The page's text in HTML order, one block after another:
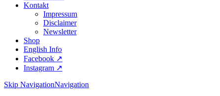
Kontakt
Impressum
Disclaimer
Newsletter
Shop
English Info
Facebook ↗︎
Instagram ↗︎
Skip NavigationNavigation